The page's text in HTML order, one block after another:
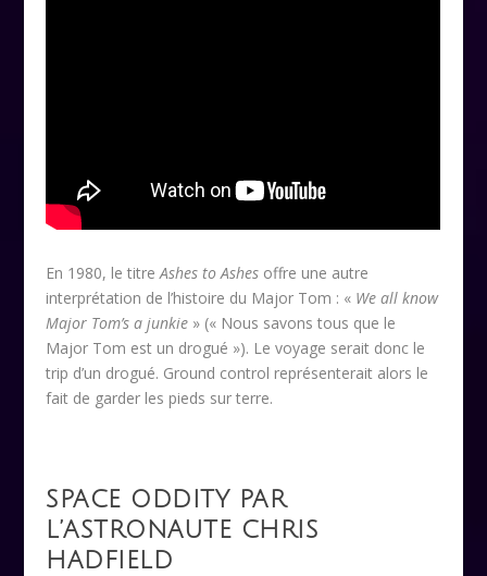
En 1980, le titreAshes to Ashes offre une autre
interprétation de l’histoire du Major Tom : « We all know
Major Tom’s a junkie » (« Nous savons tous que le
Major Tom est un drogué »). Le voyage serait donc le
trip d’un drogué. Ground control représenterait alors le
fait de garder les pieds sur terre.
SPACE ODDITY PAR
L’ASTRONAUTE CHRIS
HADFIELD